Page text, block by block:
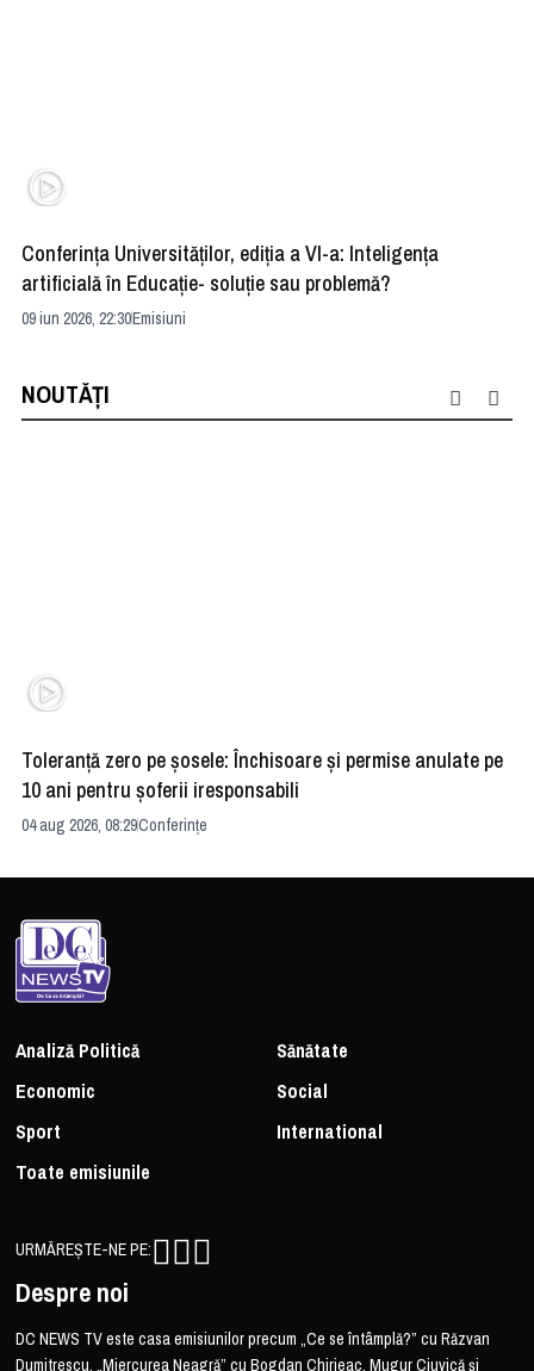
Conferința Universităților, ediția a VI-a: Inteligența
artificială în Educație- soluție sau problemă?
09 iun 2026, 22:30Emisiuni
NOUTĂȚI
Toleranță zero pe șosele: Închisoare și permise anulate pe
10 ani pentru șoferii iresponsabili
04 aug 2026, 08:29Conferințe
Analiză Politică
Sănătate
Economic
Social
Sport
International
Toate emisiunile
URMĂREȘTE-NE PE:
Despre noi
DC NEWS TV este casa emisiunilor precum „Ce se întâmplă?” cu Răzvan
Dumitrescu, „Miercurea Neagră” cu Bogdan Chirieac, Mugur Ciuvică și